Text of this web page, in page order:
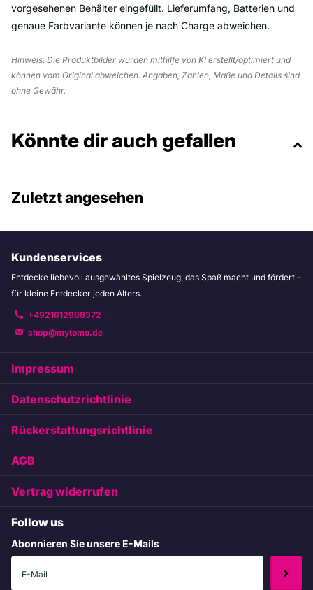
vorgesehenen Behälter eingefüllt. Lieferumfang, Batterien und
genaue Farbvariante können je nach Charge abweichen.
Hinweis: Die Produktbilder wurden mithilfe von KI erstellt/optimiert und
können vom Original abweichen. Angaben, Zahlen, Maße und Details sind
ohne Gewähr.
Könnte dir auch gefallen
Zuletzt angesehen
Kundenservices
Entdecke liebevoll ausgewähltes Spielzeug, das Spaß macht und fördert –
für kleine Entdecker jeden Alters.
+4921612988372
shop@mytomo.de
Impressum
Datenschutzrichtlinie
Rückerstattungsrichtlinie
AGB
Vertrag widerrufen
Follow us
Abonnieren Sie unsere E-Mails